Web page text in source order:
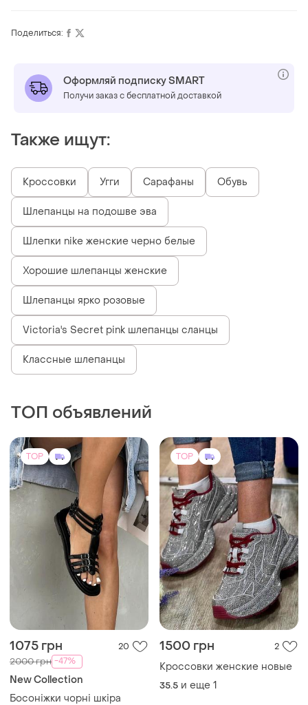
Поделиться:
Оформляй подписку SMART
Получи заказ с бесплатной доставкой
Также ищут:
Кроссовки Угги Сарафаны Обувь
Шлепанцы на подошве эва
Шлепки nike женские черно белые
Хорошие шлепанцы женские
Шлепанцы ярко розовые
Victoria's Secret pink шлепанцы сланцы
Классные шлепанцы
ТОП объявлений
TOP
1075 грн 20
2000 грн -47%
New Collection
Босоніжки чорні шкіра
TOP
1500 грн 2
Кроссовки женские новые
35.5 и еще 1